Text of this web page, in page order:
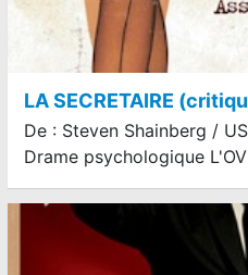
LA SECRETAIRE
De : Steven Shainberg /
Drame psychologique